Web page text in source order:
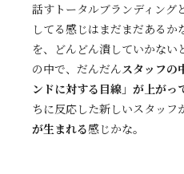
話すトータルブランディング
してる感じはまだまだある
を、どんどん潰していかな
の中で、だんだんスタッフの
ンドに対する目線」が上がっ
ちに反応した新しいスタッフ
が生まれる感じかな。